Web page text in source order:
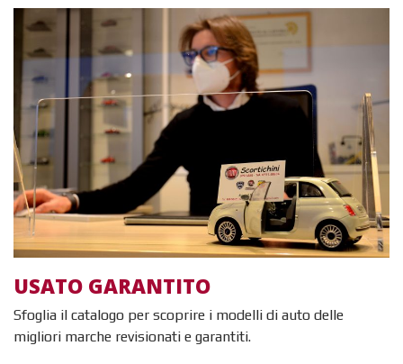
Sfoglia il catalogo
USATO GARANTITO
Sfoglia il catalogo per scoprire i modelli di auto delle
migliori marche revisionati e garantiti.